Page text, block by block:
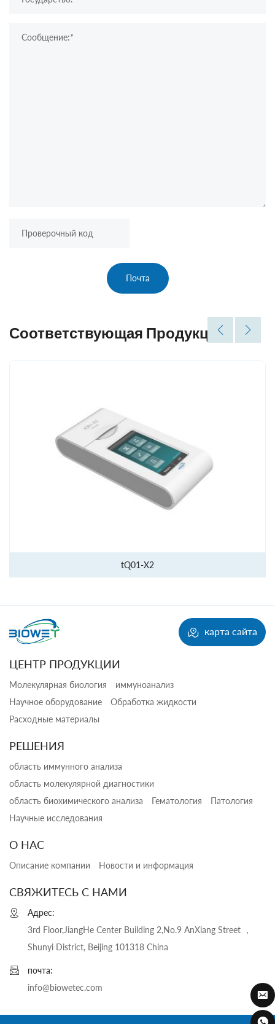
Почта
Соответствующая Продукция
tQ01-X2
карта сайта
ЦЕНТР ПРОДУКЦИИ
Молекулярная биология
иммуноанализ
Научное оборудование
Обработка жидкости
Расходные материалы
РЕШЕНИЯ
область иммунного анализа
область молекулярной диагностики
область биохимического анализа
Гематология
Патология
Научные исследования
О НАС
Описание компании Новости и информация
СВЯЖИТЕСЬ С НАМИ
Адрес:
3rd Floor,JiangHe Center Building 2,No.9 AnXiang Street ，
Shunyi District, Beijing 101318 China
почта:
info@biowetec.com